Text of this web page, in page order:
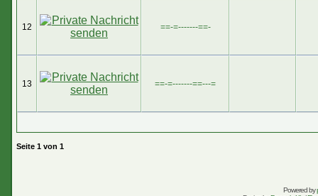
12 ==-=-------==-
13 ==-=-------==---=
Seite 1 von 1
Powered by